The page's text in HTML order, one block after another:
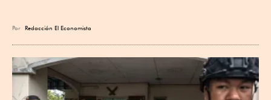
Por Redacción El Economista